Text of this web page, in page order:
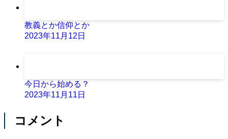
教義とか信仰とか
2023年11月12日
今日から始める？
2023年11月11日
コメント